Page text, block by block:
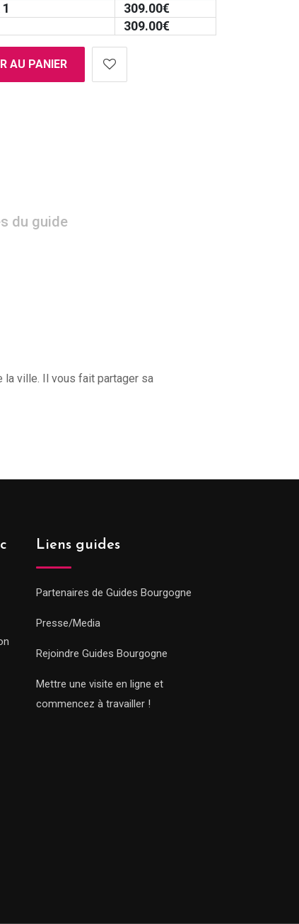
309.00€
309.00€
AU PANIER
du guide
la ville. Il vous fait partager sa
Liens guides
Partenaires de Guides Bourgogne
Presse/Media
Rejoindre Guides Bourgogne
Mettre une visite en ligne et
commencez à travailler !